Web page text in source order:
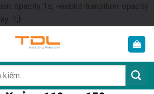
opacity 1s; -webkit-transition: opacity
1;}Skip
content